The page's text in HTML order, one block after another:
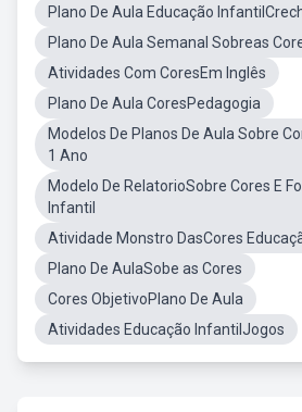
Plano De Aula Educação
Plano De Aula Semanal Sobreas
Atividades Com CoresEm Inglês
Plano De Aula CoresPedagogia
Modelos De Planos De Aula Sobre
1 Ano
Modelo De RelatorioSobre Cores E
Infantil
Atividade Monstro DasCores
Plano De AulaSobe as Cores
Cores ObjetivoPlano De Aula
Atividades Educação InfantilJogos